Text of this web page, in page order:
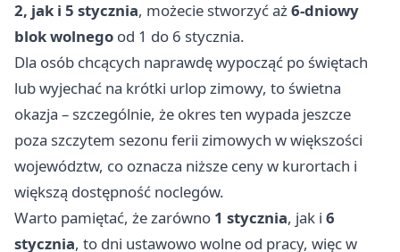
2, jak i 5 stycznia, możecie stworzyć aż6-dniowy
blok wolnego od 1 do 6 stycznia.
Dla osób chcących naprawdę wypocząć po świętach
lub wyjechać na krótki urlop zimowy, to świetna
okazja – szczególnie, że okres ten wypada jeszcze
poza szczytem sezonu ferii zimowych w większości
województw, co oznacza niższe ceny w kurortach i
większą dostępność noclegów.
Warto pamiętać, że zarówno 1 stycznia, jak i 6
stycznia, to dni ustawowo wolne od pracy, więc w